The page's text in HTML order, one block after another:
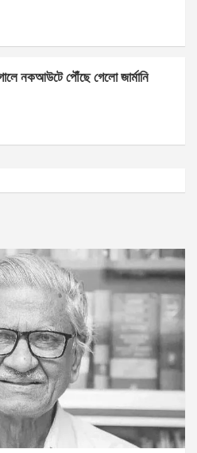
নকআউটে পৌঁছে গেলো জার্মানি